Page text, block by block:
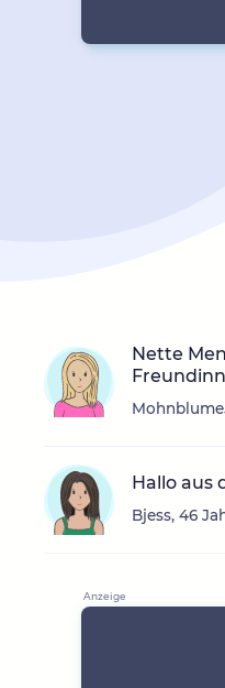
Nette
Hallo aus
Bjess, 46